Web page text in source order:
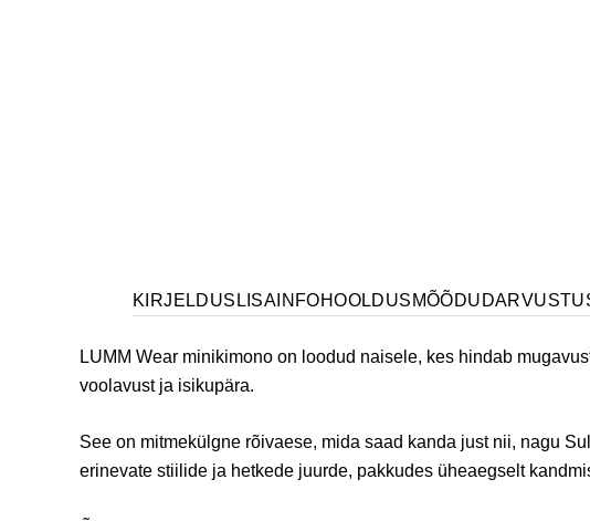
KIRJELDUS LISAINFOHOOLDUS MÕÕDUD
LUMM Wear minikimono on loodud naisele, kes hindab
voolavust ja isikupära.
See on mitmekülgne rõivaese, mida saad kanda just nii, nagu
erinevate stiilide ja hetkede juurde, pakkudes üheaegselt